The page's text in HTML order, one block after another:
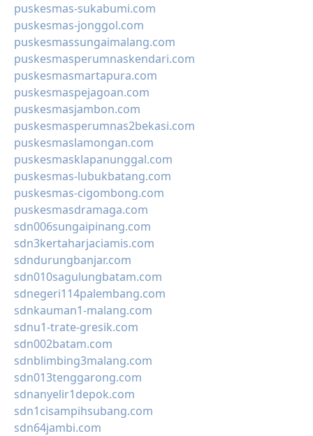
puskesmas-sukabumi.com
puskesmas-jonggol.com
puskesmassungaimalang.com
puskesmasperumnaskendari.com
puskesmasmartapura.com
puskesmaspejagoan.com
puskesmasjambon.com
puskesmasperumnas2bekasi.com
puskesmaslamongan.com
puskesmasklapanunggal.com
puskesmas-lubukbatang.com
puskesmas-cigombong.com
puskesmasdramaga.com
sdn006sungaipinang.com
sdn3kertaharjaciamis.com
sdndurungbanjar.com
sdn010sagulungbatam.com
sdnegeri114palembang.com
sdnkauman1-malang.com
sdnu1-trate-gresik.com
sdn002batam.com
sdnblimbing3malang.com
sdn013tenggarong.com
sdnanyelir1depok.com
sdn1cisampihsubang.com
sdn64jambi.com